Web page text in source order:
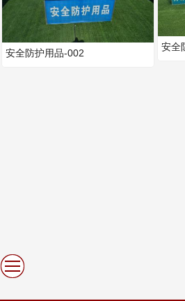
安全防护用品-002
安全